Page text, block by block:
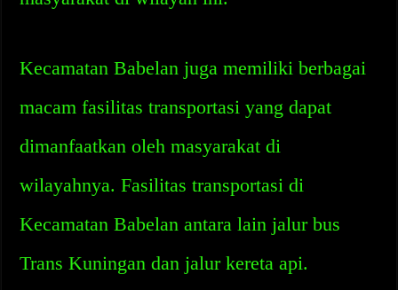
Kecamatan Babelan juga memiliki berbagai
macam fasilitas transportasi yang dapat
dimanfaatkan oleh masyarakat di
wilayahnya. Fasilitas transportasi di
Kecamatan Babelan antara lain jalur bus
Trans Kuningan dan jalur kereta api.